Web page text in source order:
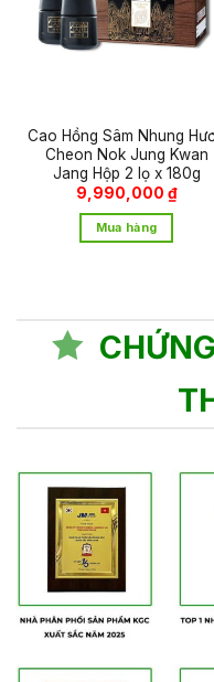
Cao Hồng Sâm Nhung
Cheon Nok Jung Kwan
Jang Hộp 2 lọ x 180g
9,990,000 ₫
Mua hàng